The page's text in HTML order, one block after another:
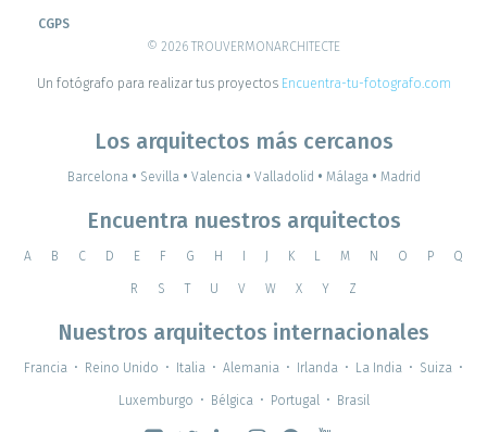
CGPS
© 2026 TROUVERMONARCHITECTE
Un fotógrafo para realizar tus proyectos Encuentra-tu-fotografo.com
Los arquitectos más cercanos
Barcelona • Sevilla • Valencia • Valladolid • Málaga • Madrid
Encuentra nuestros arquitectos
A B C D E F G H K L M N O P Q
R S T U V W X Y Z
Nuestros arquitectos internacionales
Francia • Reino Unido • Italia • Alemania • Irlanda • La India • Suiza •
Luxemburgo • Bélgica • Portugal • Brasil